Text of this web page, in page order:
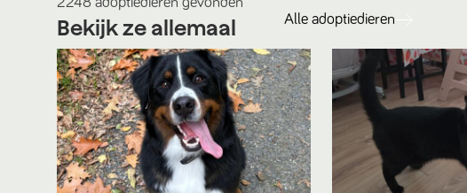
Bekijk ze allemaal Alle adoptiedieren